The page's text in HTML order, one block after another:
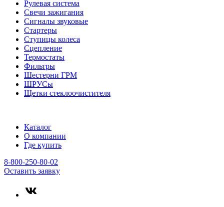
Рулевая система
Свечи зажигания
Сигналы звуковые
Стартеры
Ступицы колеса
Сцепление
Термостаты
Фильтры
Шестерни ГРМ
ШРУСы
Щетки стеклоочистителя
Каталог
О компании
Где купить
8-800-250-80-02
Оставить заявку